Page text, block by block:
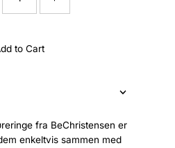
to Cart
fra BeChristensen er
enkeltvis sammen med